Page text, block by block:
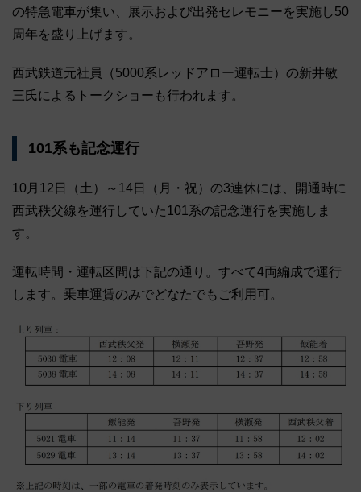
の特急電車が集い、展示および出発セレモニーを実施し50
周年を盛り上げます。
西武鉄道元社員（5000系レッドアロー運転士）の新井敏
三氏によるトークショーも行われます。
101系も記念運行
10月12日（土）～14日（月・祝）の3連休には、開通時に
西武秩父線を運行していた101系の記念運行を実施しま
す。
運転時間・運転区間は下記の通り。すべて4両編成で運行
します。乗車運賃のみでどなたでもご利用可。